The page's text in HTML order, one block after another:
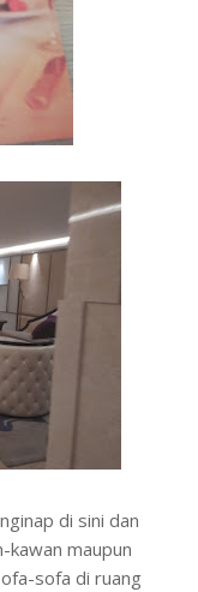
di sini dan
kawan maupun
sofa di ruang